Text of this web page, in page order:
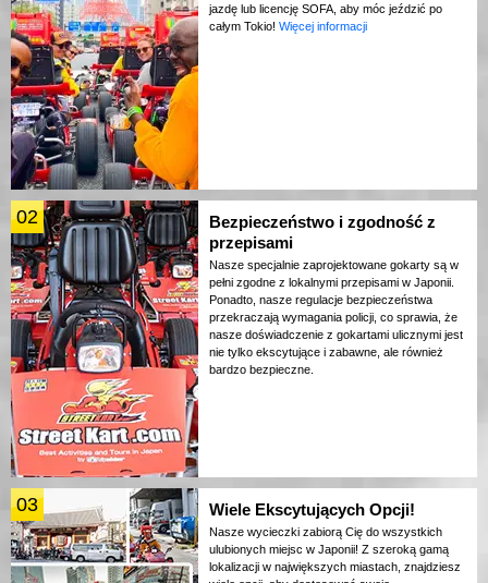
jazdę lub licencję SOFA, aby móc jeździć po
całym Tokio! Więcej informacji
02
Bezpieczeństwo i zgodność z
przepisami
Nasze specjalnie zaprojektowane gokarty są w
pełni zgodne z lokalnymi przepisami w Japonii.
Ponadto, nasze regulacje bezpieczeństwa
przekraczają wymagania policji, co sprawia, że
nasze doświadczenie z gokartami ulicznymi jest
nie tylko ekscytujące i zabawne, ale również
bardzo bezpieczne.
03 Wiele Ekscytujących Opcji!
Nasze wycieczki zabiorą Cię do wszystkich
ulubionych miejsc w Japonii! Z szeroką gamą
lokalizacji w największych miastach, znajdziesz